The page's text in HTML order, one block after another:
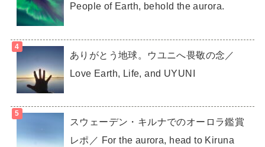
People of Earth, behold the aurora.
ありがとう地球。ウユニへ畏敬の念／
Love Earth, Life, and UYUNI
スウェーデン・キルナでのオーロラ鑑賞
レポ／ For the aurora, head to Kiruna